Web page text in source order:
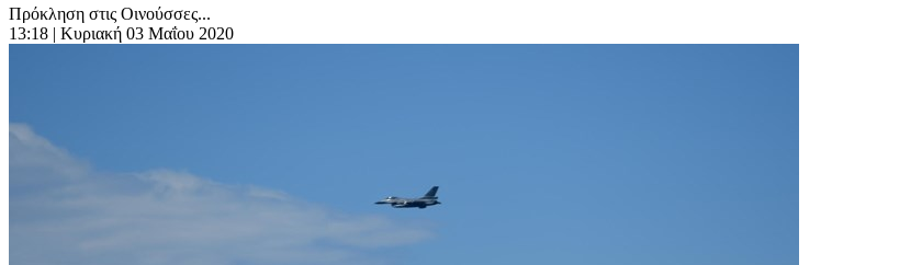
Πρόκληση στις Οινούσσες...
13:18 | Κυριακή 03 Μαΐου 2020